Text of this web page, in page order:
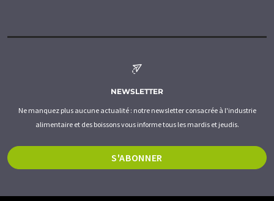
NEWSLETTER
Ne manquez plus aucune actualité : notre newsletter consacrée à l'industrie
alimentaire et des boissons vous informe tous les mardis et jeudis.
S'ABONNER